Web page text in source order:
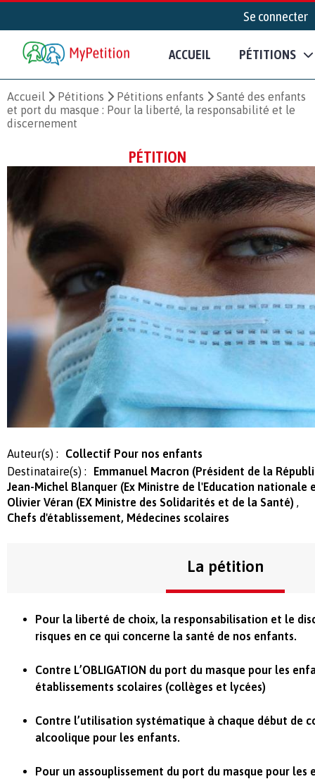
Se connecter
ACCUEIL PÉTITIONS
Accueil Pétitions Pétitions enfants
Santé des enfants
et port du masque : Pour la liberté, la responsabilité et le
discernement
PÉTITION
Auteur(s) :
Collectif Pour nos enfants
Destinataire(s) :
Emmanuel Macron (Président de la
Jean-Michel Blanquer (Ex Ministre de l'Education nationale
Olivier Véran (EX Ministre des Solidarités et de la Santé)
Chefs d'établissement, Médecines scolaires
La pétition
Pour la liberté de choix, la responsabilisation et le
risques en ce qui concerne la santé de nos enfants.
Contre L’OBLIGATION du port du masque pour les
établissements scolaires (collèges et lycées)
Contre l’utilisation systématique à chaque début de
alcoolique pour les enfants.
Pour un assouplissement du port du masque pour les